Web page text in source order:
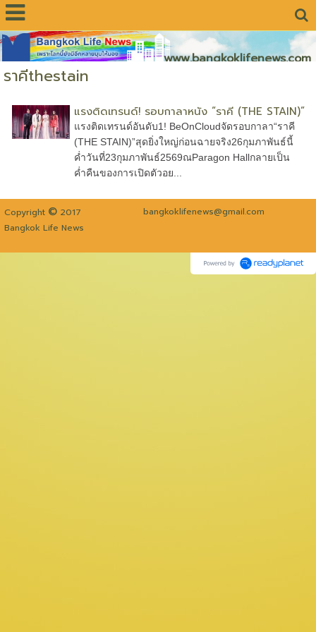
www.bangkoklifenews.com
ราคีthestain
แรงติดเทรนด์! รอบกาลาหนัง “ราคี (THE STAIN)”
แรงติดเทรนด์อันดับ1! BeOnCloudจัดรอบกาลา“ราคี
(THE STAIN)”สุดยิ่งใหญ่ก่อนฉายจริง26กุมภาพันธ์นี้
ค่ำวันที่23กุมภาพันธ์2569ณParagon Hallกลายเป็น
ค่ำคืนของการเปิดตัวอย...
Copyright © 2017
bangkoklifenews@gmail.com
Bangkok Life News